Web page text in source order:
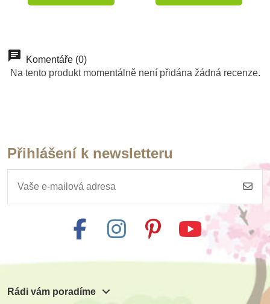
Na dotaz
MyMoo - Didaktická
265 Kč
Komentáře (0)
Na tento produkt momentálně není přidána žádná recenze.
Přihlášení k newsletteru
Rádi vám poradíme